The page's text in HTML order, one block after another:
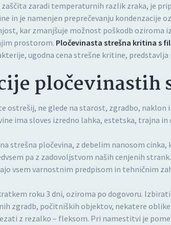
zaradi temperaturnih razlik zraka, je
in je namenjen preprečevanju kondenzacije
kar zmanjšuje možnost poškodb
prostorom. Pločevinasta strešna kritina s
ugodna cena strešne kritine,
ostrešij, ne glede na starost, zgradbo,
ima sloves izredno lahka, estetska, trajna
strešna pločevina, z debelim nanosom
pa z zadovoljstvom naših cenjenih
vsem varnostnim predpisom in tehničnim
roku 3 dni, oziroma po dogovoru.
zgradb, počitniških objektov, nekatere
z rezalko – fleksom. Pri namestitvi je